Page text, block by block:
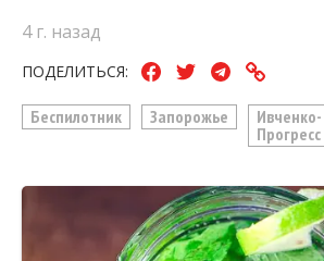
4 г. назад
ПОДЕЛИТЬСЯ:
Беспилотник Запорожье
Ивченко-
Прогресс